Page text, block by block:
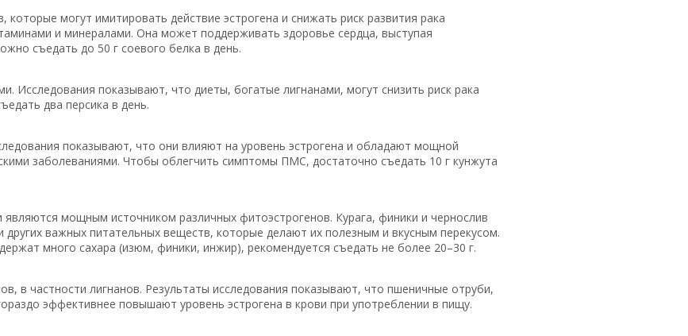
могут имитировать действие эстрогена и снижать риск развития рака
и минералами. Она может поддерживать здоровье сердца, выступая
съедать до 50 г соевого белка в день.
Исследования показывают, что диеты, богатые лигнанами, могут снизить риск рака
два персика в день.
показывают, что они влияют на уровень эстрогена и обладают мощной
заболеваниями. Чтобы облегчить симптомы ПМС, достаточно съедать 10 г кунжута
мощным источником различных фитоэстрогенов. Курага, финики и чернослив
важных питательных веществ, которые делают их полезным и вкусным перекусом.
много сахара (изюм, финики, инжир), рекомендуется съедать не более 20–30 г.
в частности лигнанов. Результаты исследования показывают, что пшеничные отруби,
эффективнее повышают уровень эстрогена в крови при употреблении в пищу.